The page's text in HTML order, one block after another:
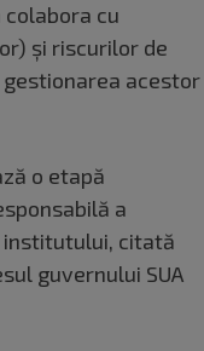
cu
şi riscurilor de
gestionarea acestor
o etapă
a
institutului, citată
guvernului SUA